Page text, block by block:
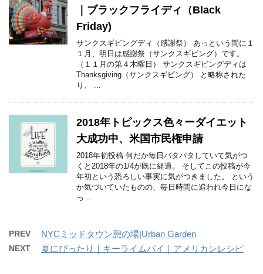
｜ブラックフライディ（Black
Friday)
サンクスギビングディ（感謝祭） あっという間に１
１月、明日は感謝祭（サンクスギビング）です。
（１１月の第４木曜日） サンクスギビングディは
Thanksgiving（サンクスギビング） と略称された
り、 ...
2018年トピックス色々ーダイエット
大成功中、米国市民権申請
2018年初投稿 何だか毎日バタバタしていて気がつ
くと2018年の1/4が既に経過。 そしてこの投稿が今
年初という恐ろしい事実に気がつきました。 という
か気づいていたものの、毎日時間に追われ今日にな
っ ...
PREV NYCミッドタウン憩の場|Urban Garden
NEXT 夏にぴったり｜キーライムパイ｜アメリカンレシピ